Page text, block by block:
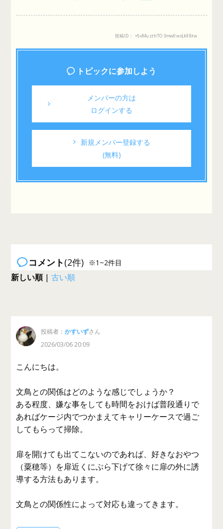
投稿ID： +5xMuzthTO3mw0wsLk98tw
トピックに参加しよう
メンバーの方は
ログインする
新規メンバー登録する
(無料)
コメント(2件) ※1~2件目
新しい順|古い順
投稿者：かすいずさん
2026/03/06 20:09
こんにちは。
文鳥との関係はどのような感じでしょうか？
ある程度、嫌な事をしても時間をおけば普段通りで
あればケージ内でつかまえてキャリーケースで過ご
してもらって掃除。
扉を開けても出てこないのであれば、好きなおやつ
（粟穂等）を扉近くにぶら下げて徐々に扉の外に誘
導する方法もあります。
文鳥との関係性によって対応も違ってきます。